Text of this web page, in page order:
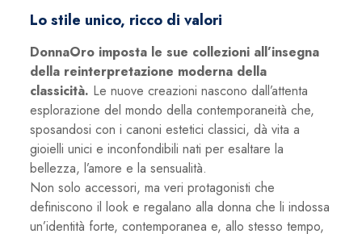
Lo stile unico, ricco di valori
DonnaOro imposta le sue collezioni all’insegna
della reinterpretazione moderna della
classicità. Le nuove creazioni nascono dall’attenta
esplorazione del mondo della contemporaneità che,
sposandosi con i canoni estetici classici, dà vita a
gioielli unici e inconfondibili nati per esaltare la
bellezza, l’amore e la sensualità.
Non solo accessori, ma veri protagonisti che
definiscono il look e regalano alla donna che li indossa
un’identità forte, contemporanea e, allo stesso tempo,